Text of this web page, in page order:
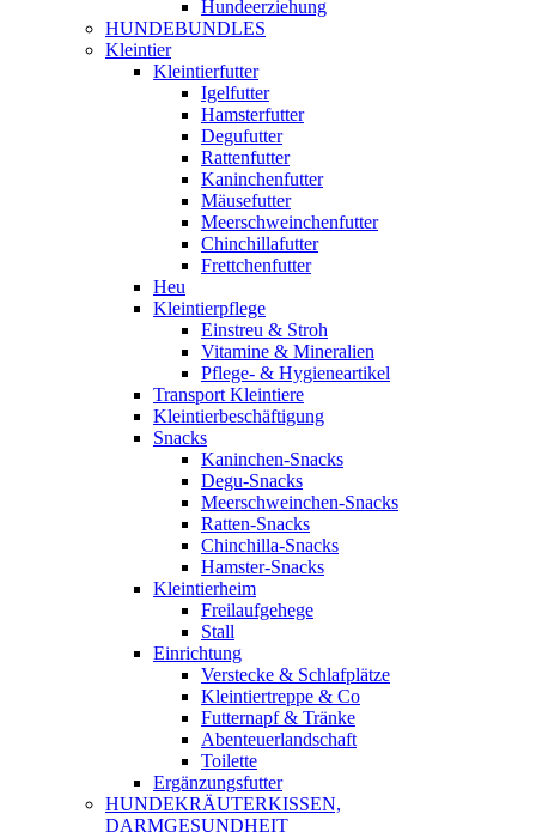
Hundeerziehung
HUNDEBUNDLES
Kleintier
Kleintierfutter
Igelfutter
Hamsterfutter
Degufutter
Rattenfutter
Kaninchenfutter
Mäusefutter
Meerschweinchenfutter
Chinchillafutter
Frettchenfutter
Heu
Kleintierpflege
Einstreu & Stroh
Vitamine & Mineralien
Pflege- & Hygieneartikel
Transport Kleintiere
Kleintierbeschäftigung
Snacks
Kaninchen-Snacks
Degu-Snacks
Meerschweinchen-Snacks
Ratten-Snacks
Chinchilla-Snacks
Hamster-Snacks
Kleintierheim
Freilaufgehege
Stall
Einrichtung
Verstecke & Schlafplätze
Kleintiertreppe & Co
Futternapf & Tränke
Abenteuerlandschaft
Toilette
Ergänzungsfutter
HUNDEKRÄUTERKISSEN,
DARMGESUNDHEIT